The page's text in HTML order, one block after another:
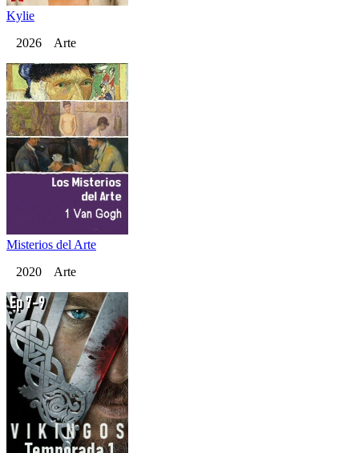
Kylie
2026 Arte
Misterios del Arte
2020 Arte